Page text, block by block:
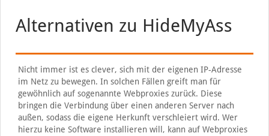
Alternativen zu HideMyAss
Nicht immer ist es clever, sich mit der eigenen IP-Adresse
im Netz zu bewegen. In solchen Fällen greift man für
gewöhnlich auf sogenannte Webproxies zurück. Diese
bringen die Verbindung über einen anderen Server nach
außen, sodass die eigene Herkunft verschleiert wird. Wer
hierzu keine Software installieren will, kann auf Webproxies